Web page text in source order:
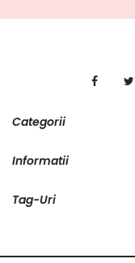
Categorii
Informatii
Tag-Uri